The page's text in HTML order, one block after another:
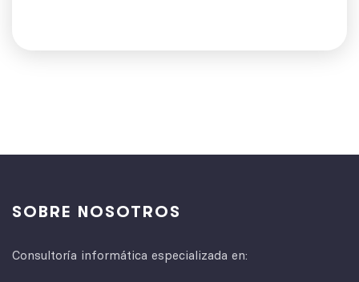
SOBRE NOSOTROS
Consultoría informática especializada en: